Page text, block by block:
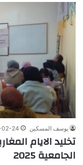
يوسف المسكين 02-24
تخليد الايام
الجامعية 2025